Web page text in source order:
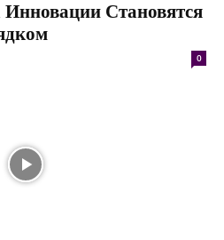
Становятся
0